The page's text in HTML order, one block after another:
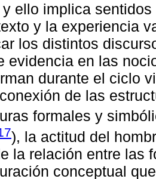
ello implica
y la experiencia
los distintos
evidencia en las
durante el ciclo
de las
formales y
), la actitud del
la relación entre las
conceptual